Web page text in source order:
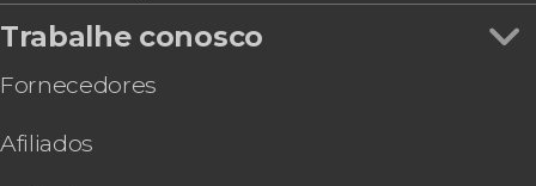
Trabalhe conosco
Fornecedores
Afiliados